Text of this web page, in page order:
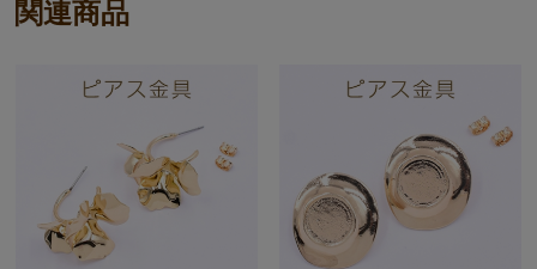
関連商品